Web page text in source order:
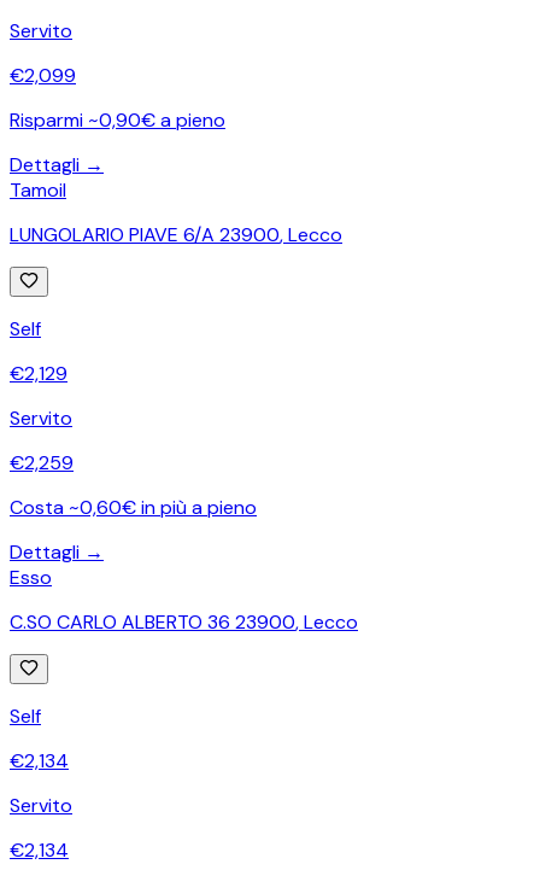
Servito
€2,099
Risparmi ~0,90€ a pieno
Dettagli →
Tamoil
LUNGOLARIO PIAVE 6/A 23900,Lecco
Self
€2,129
Servito
€2,259
Costa ~0,60€ in più a pieno
Dettagli →
Esso
C.SO CARLO ALBERTO 36 23900,Lecco
Self
€2,134
Servito
€2,134